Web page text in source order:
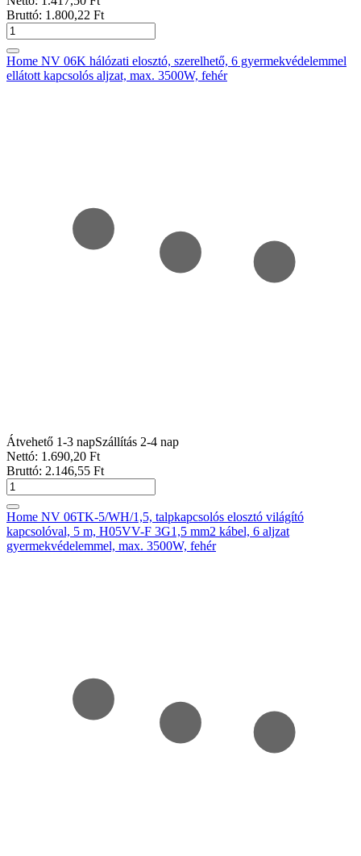
Bruttó: 1.800,22 Ft
Home NV 06K hálózati elosztó, szerelhető, 6 gyermekvédelemmel
ellátott kapcsolós aljzat, max. 3500W, fehér
Átvehető 1-3 napSzállítás 2-4 nap
Nettó: 1.690,20 Ft
Bruttó: 2.146,55 Ft
Home NV 06TK-5/WH/1,5, talpkapcsolós elosztó világító
kapcsolóval, 5 m, H05VV-F 3G1,5 mm2 kábel, 6 aljzat
gyermekvédelemmel, max. 3500W, fehér